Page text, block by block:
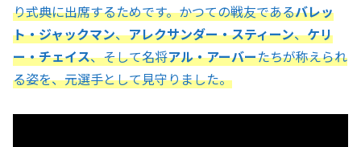
り式典に出席するためです。かつての戦友であるバレッ
ト・ジャックマン、アレクサンダー・スティーン、ケリ
ー・チェイス、そして名将アル・アーバーたちが称えられ
る姿を、元選手として見守りました。